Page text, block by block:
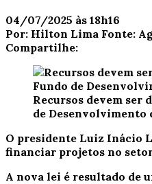
04/07/2025 às 18h16
Por: Hilton Lima Fonte:
Compartilhe:
Recursos devem ser
de Desenvolvimento
O presidente Luiz Inácio
financiar projetos no
A nova lei é resultado de